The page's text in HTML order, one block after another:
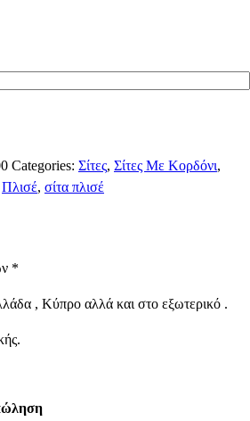
Categories: Σίτες, Σίτες Με Κορδόνι,
Πλισέ, σίτα πλισέ
*
, Κύπρο αλλά και στο εξωτερικό .